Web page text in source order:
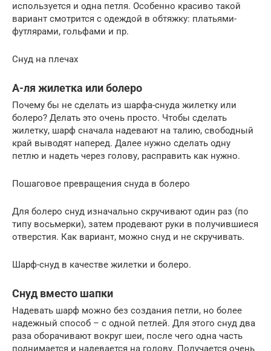
используется и одна петля. Особенно красиво такой
вариант смотрится с одеждой в обтяжку: платьями-
футлярами, гольфами и пр.
Снуд на плечах
А-ля жилетка или болеро
Почему бы не сделать из шарфа-снуда жилетку или
болеро? Делать это очень просто. Чтобы сделать
жилетку, шарф сначала надевают на талию, свободный
край выводят наперед. Далее нужно сделать одну
петлю и надеть через голову, расправить как нужно.
Пошаговое превращения снуда в болеро
Для болеро снуд изначально скручивают один раз (по
типу восьмерки), затем продевают руки в получившиеся
отверстия. Как вариант, можно снуд и не скручивать.
Шарф-снуд в качестве жилетки и болеро.
Снуд вместо шапки
Надевать шарф можно без создания петли, но более
надежный способ – с одной петлей. Для этого снуд два
раза оборачивают вокруг шеи, после чего одна часть
поднимается и надевается на голову. Получается очень